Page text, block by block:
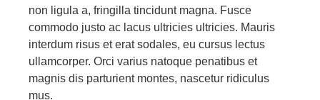
non ligula a, fringilla tincidunt magna. Fusce
commodo justo ac lacus ultricies ultricies. Mauris
interdum risus et erat sodales, eu cursus lectus
ullamcorper. Orci varius natoque penatibus et
magnis dis parturient montes, nascetur ridiculus
mus.